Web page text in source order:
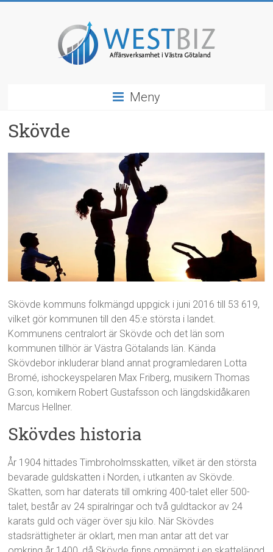
Näringsliv
Meny
Skövde
Skövde kommuns folkmängd uppgick i juni 2016 till 53 619,
vilket gör kommunen till den 45:e största i landet.
Kommunens centralort är Skövde och det län som
kommunen tillhör är Västra Götalands län. Kända
Skövdebor inkluderar bland annat programledaren Lotta
Bromé, ishockeyspelaren Max Friberg, musikern Thomas
G:son, komikern Robert Gustafsson och längdskidåkaren
Marcus Hellner.
Skövdes historia
År 1904 hittades Timbroholmsskatten, vilket är den största
bevarade guldskatten i Norden, i utkanten av Skövde.
Skatten, som har daterats till omkring 400-talet eller 500-
talet, består av 24 spiralringar och två guldtackor av 24
karats guld och väger över sju kilo. När Skövdes
stadsrättigheter är oklart, men man antar att det var